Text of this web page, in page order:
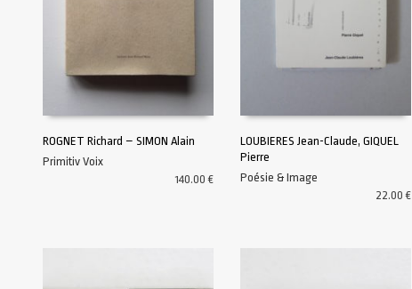
AJOUTER AU PANIER
ROGNET Richard – SIMON Alain
Primitiv Voix
140.00€
LOUBIERES Jean-Claude, GIQUEL
Pierre
Poésie & Image
22.00€